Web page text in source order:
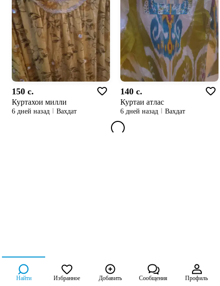
150 c.
Куртахои милли
6 дней назад Вахдат
140 c.
Куртаи атлас
6 дней назад Вахдат
Найти Избранное Добавить Сообщения Профиль